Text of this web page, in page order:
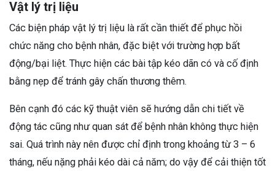
Vật lý trị liệu
Các biện pháp vật lý trị liệu là rất cần thiết để phục hồi
chức năng cho bệnh nhân, đặc biệt với trường hợp bất
động/bại liệt. Thực hiện các bài tập kéo dãn có và cố định
bằng nẹp để tránh gây chấn thương thêm.
Bên cạnh đó các kỹ thuật viên sẽ hướng dẫn chi tiết về
động tác cũng như quan sát để bệnh nhân không thực hiện
sai. Quá trình này nên được chỉ định trong khoảng từ 3 – 6
tháng, nếu nặng phải kéo dài cả năm; do vậy để cải thiện tốt